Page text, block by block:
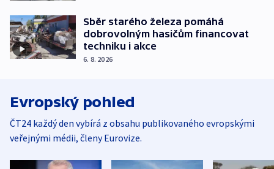
Sběr starého železa pomáhá
dobrovolným hasičům financovat
techniku i akce
6. 8. 2026
Evropský pohled
ČT24 každý den vybírá z obsahu publikovaného evropskými
veřejnými médii, členy Eurovize.